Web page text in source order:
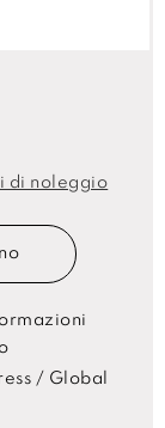
di noleggio
/ Global